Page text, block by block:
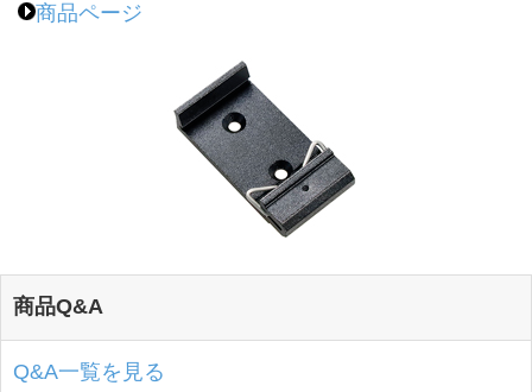
商品ページ
商品Q&A
Q&A一覧を見る